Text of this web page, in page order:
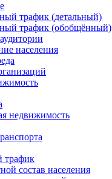
трафик (детальный)
трафик (обобщённый)
населения
недвижимость
трафик
состав населения